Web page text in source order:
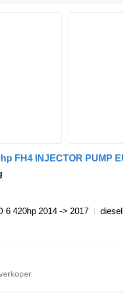
6 420hp 2014 -> 2017
diesel